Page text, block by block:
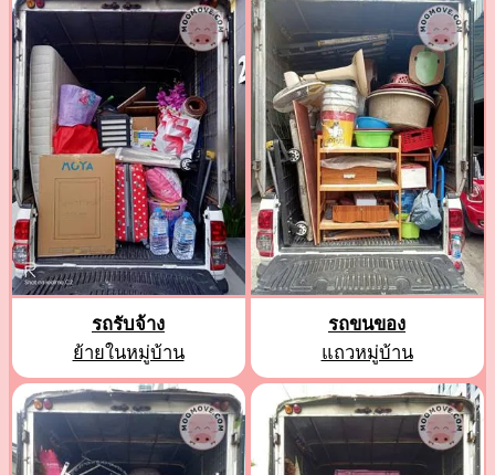
รถรับจ้าง
ย้ายในหมู่บ้าน
รถขนของ
แถวหมู่บ้าน